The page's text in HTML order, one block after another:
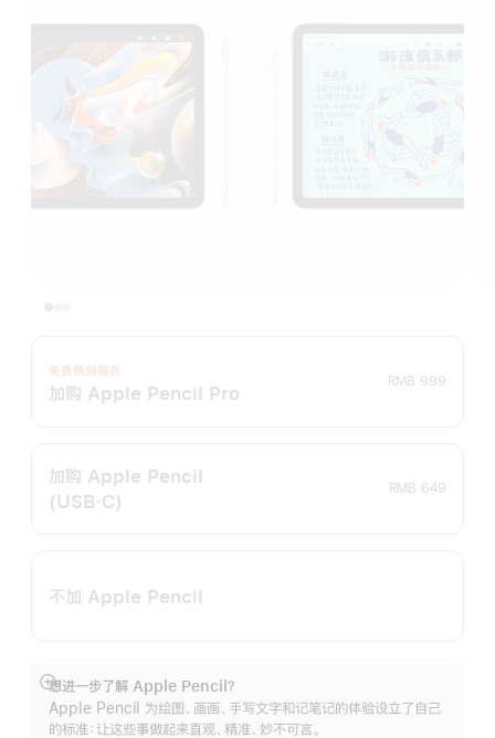
免费镌刻服务
加购 Apple Pencil Pro
RMB 999
加购 Apple Pencil
(USB‑C)
RMB 649
不加 Apple Pencil
想进一步了解 Apple Pencil？
Apple Pencil 为绘图、画画、手写文字和记笔记的体验设立了自己
的标准：让这些事做起来直观、精准、妙不可言。
展
开